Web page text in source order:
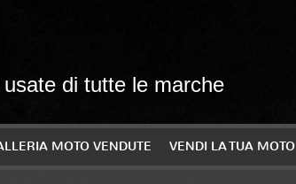
di tutte le marche
MOTO VENDUTE VENDI LA TUA MOTO